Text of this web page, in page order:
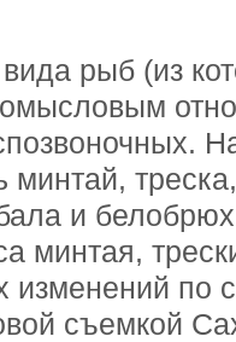
вида рыб (из
минтай,
и
минтая,
изменений по
съемкой